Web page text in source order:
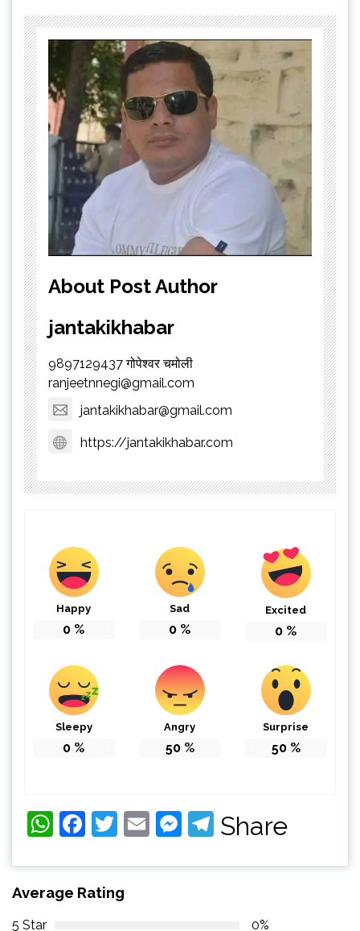
About Post Author
jantakikhabar
9897129437 गोपेश्वर चमोली
ranjeetnnegi@gmail.com
jantakikhabar@gmail.com
https://jantakikhabar.com
Happy
0 %
Sad
0 %
Excited
0 %
Sleepy
0 %
Angry
50%
Surprise
50%
WhatsApp
Facebook
Twitter
EmailMessenger
Telegram
Share
Average Rating
5 Star 0%